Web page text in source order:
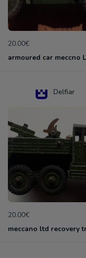
20.00€
Delfiar
20.00€